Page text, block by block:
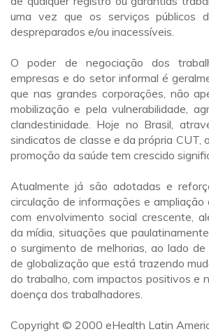
uma vez que os serviços públicos
despreparados e/ou inacessíveis.
O poder de negociação dos
empresas e do setor informal é
que nas grandes corporações, não
mobilização e pela vulnerabilidade,
clandestinidade. Hoje no Brasil,
sindicatos de classe e da própria CUT,
promoção da saúde tem crescido
Atualmente já são adotadas e
circulação de informações e
com envolvimento social crescente,
da mídia, situações que
o surgimento de melhorias, ao lado
de globalização que está trazendo
do trabalho, com impactos positivos e
doença dos trabalhadores.
Copyright © 2000 eHealth Latin